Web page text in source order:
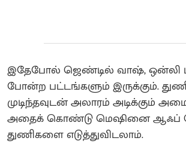
இதேபோல் ஜெண்டில் வாஷ், ஒன்லி
போன்ற பட்டங்களும் இருக்கும்.
முடிந்தவுடன் அலாரம் அடிக்கும்
அதைக் கொண்டு மெஷினை ஆஃப்
துணிகளை எடுத்துவிடலாம்.